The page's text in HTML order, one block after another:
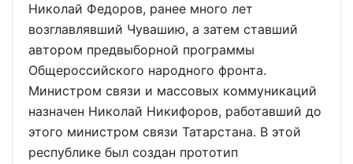
Николай Федоров, ранее много лет
возглавлявший Чувашию, а затем ставший
автором предвыборной программы
Общероссийского народного фронта.
Министром связи и массовых коммуникаций
назначен Николай Никифоров, работавший до
этого министром связи Татарстана. В этой
республике был создан прототип